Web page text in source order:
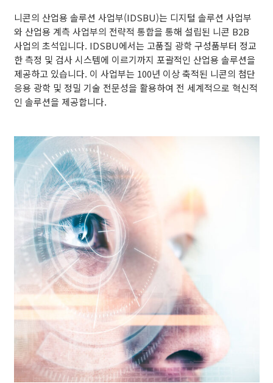
니콘의 산업용 솔루션 사업부(IDSBU)는 디지털 솔루션 사업부
와 산업용 계측 사업부의 전략적 통합을 통해 설립된 니콘 B2B
사업의 초석입니다. IDSBU에서는 고품질 광학 구성품부터 정교
한 측정 및 검사 시스템에 이르기까지 포괄적인 산업용 솔루션을
제공하고 있습니다. 이 사업부는 100년 이상 축적된 니콘의 첨단
응용 광학 및 정밀 기술 전문성을 활용하여 전 세계적으로 혁신적
인 솔루션을 제공합니다.